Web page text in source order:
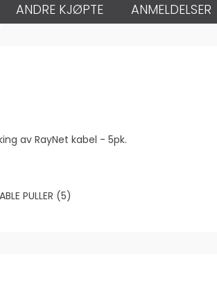
ANDRE KJØPTE ANMELDELSER
av RayNet kabel - 5pk.
PULLER (5)